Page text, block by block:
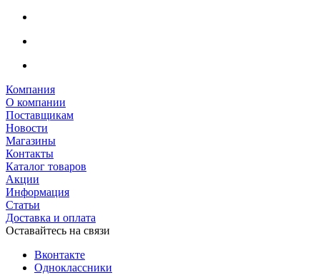
Компания
О компании
Поставщикам
Новости
Магазины
Контакты
Каталог товаров
Акции
Информация
Статьи
Доставка и оплата
Оставайтесь на связи
Вконтакте
Одноклассники